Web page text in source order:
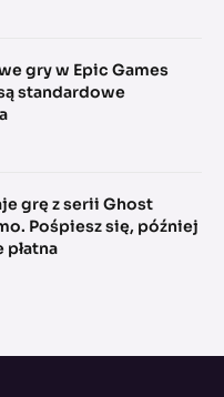
gry w Epic Games
standardowe
grę z serii Ghost
Pośpiesz się, później